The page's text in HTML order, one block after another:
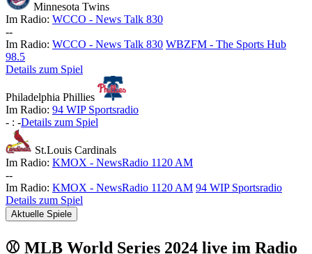
Minnesota Twins
Im Radio: WCCO - News Talk 830
--
Im Radio: WCCO - News Talk 830 WBZFM - The Sports Hub
98.5
Details zum Spiel
Philadelphia Phillies
Im Radio: 94 WIP Sportsradio
- : -Details zum Spiel
St.Louis Cardinals
Im Radio: KMOX - NewsRadio 1120 AM
--
Im Radio: KMOX - NewsRadio 1120 AM 94 WIP Sportsradio
Details zum Spiel
Aktuelle Spiele
⚾ MLB World Series 2024 live im Radio